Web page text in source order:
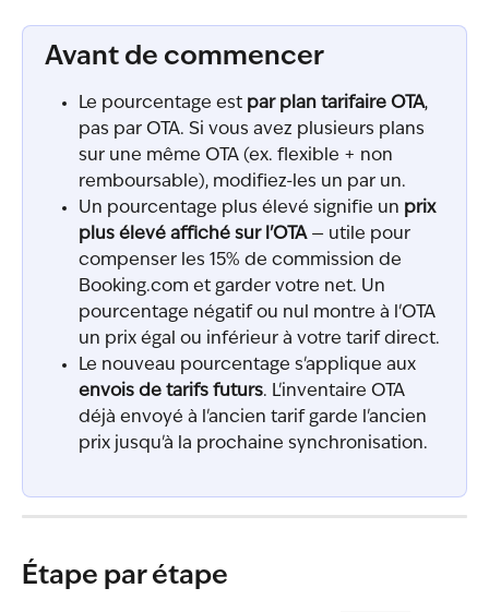
Avant de commencer
Le pourcentage est par plan tarifaire OTA,
pas par OTA. Si vous avez plusieurs plans
sur une même OTA (ex. flexible + non
remboursable), modifiez-les un par un.
Un pourcentage plus élevé signifie un prix
plus élevé affiché sur l'OTA — utile pour
compenser les 15% de commission de
Booking.com et garder votre net. Un
pourcentage négatif ou nul montre à l'OTA
un prix égal ou inférieur à votre tarif direct.
Le nouveau pourcentage s'applique aux
envois de tarifs futurs. L'inventaire OTA
déjà envoyé à l'ancien tarif garde l'ancien
prix jusqu'à la prochaine synchronisation.
Étape par étape